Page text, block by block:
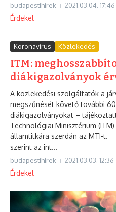
budapestihirek 2021.03.04. 17:46
Érdekel
Koronavírus Közlekedés
ITM:
diákigazolványok
A közlekedési szolgáltatók a
megszűnését követő további
diákigazolványokat –
Technológiai Minisztérium
államtitkára szerdán az MTI-t.
szerint az int...
budapestihirek 2021.03.03. 12:36
Érdekel